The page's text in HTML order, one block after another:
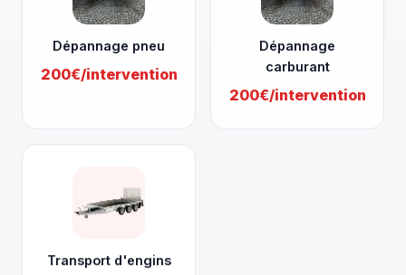
Dépannage pneu
200€/intervention
Dépannage
carburant
200€/intervention
Transport d'engins